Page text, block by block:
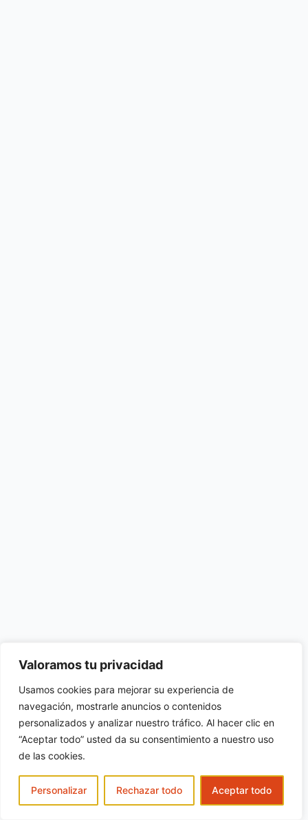
Valoramos tu privacidad
Usamos cookies para mejorar su experiencia de
navegación, mostrarle anuncios o contenidos
personalizados y analizar nuestro tráfico. Al hacer clic en
“Aceptar todo” usted da su consentimiento a nuestro uso
de las cookies.
Personalizar Rechazar todo Aceptar todo